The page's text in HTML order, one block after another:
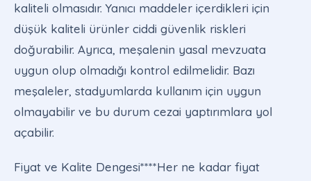
kaliteli olmasıdır. Yanıcı maddeler içerdikleri için
düşük kaliteli ürünler ciddi güvenlik riskleri
doğurabilir. Ayrıca, meşalenin yasal mevzuata
uygun olup olmadığı kontrol edilmelidir. Bazı
meşaleler, stadyumlarda kullanım için uygun
olmayabilir ve bu durum cezai yaptırımlara yol
açabilir.
Fiyat ve Kalite Dengesi****Her ne kadar fiyat